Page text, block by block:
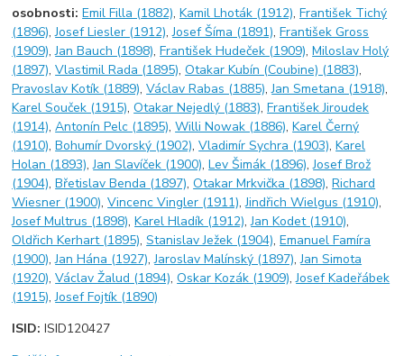
osobnosti:Emil Filla (1882),Kamil Lhoták (1912),František Tichý
(1896),Josef Liesler (1912),Josef Šíma (1891),František Gross
(1909),Jan Bauch (1898),František Hudeček (1909),Miloslav Holý
(1897),Vlastimil Rada (1895),Otakar Kubín (Coubine) (1883),
Pravoslav Kotík (1889),Václav Rabas (1885),Jan Smetana (1918),
Karel Souček (1915),Otakar Nejedlý (1883),František Jiroudek
(1914),Antonín Pelc (1895),Willi Nowak (1886),Karel Černý
(1910),Bohumír Dvorský (1902),Vladimír Sychra (1903),Karel
Holan (1893),Jan Slavíček (1900),Lev Šimák (1896),Josef Brož
(1904),Břetislav Benda (1897),Otakar Mrkvička (1898),Richard
Wiesner (1900),Vincenc Vingler (1911),Jindřich Wielgus (1910),
Josef Multrus (1898),Karel Hladík (1912),Jan Kodet (1910),
Oldřich Kerhart (1895),Stanislav Ježek (1904),Emanuel Famíra
(1900),Jan Hána (1927),Jaroslav Malínský (1897),Jan Simota
(1920),Václav Žalud (1894),Oskar Kozák (1909),Josef Kadeřábek
(1915),Josef Fojtík (1890)
ISID:ISID120427